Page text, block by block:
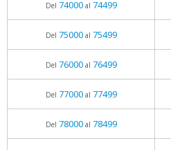
Del 74000al 74499
Del 75000al 75499
Del 76000al 76499
Del 77000al 77499
Del 78000al 78499